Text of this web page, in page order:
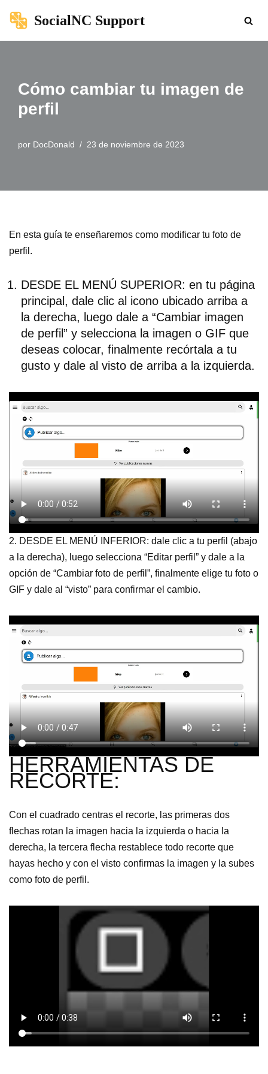
SocialNC Support
Cómo cambiar tu imagen de
perfil
por DocDonald 23 de noviembre de 2023
En esta guía te enseñaremos como modificar tu foto de
perfil.
DESDE EL MENÚ SUPERIOR: en tu página
principal, dale clic al icono ubicado arriba a
la derecha, luego dale a “Cambiar imagen
de perfil” y selecciona la imagen o GIF que
deseas colocar, finalmente recórtala a tu
gusto y dale al visto de arriba a la izquierda.
2. DESDE EL MENÚ INFERIOR: dale clic a tu perfil (abajo
a la derecha), luego selecciona “Editar perfil” y dale a la
opción de “Cambiar foto de perfil”, finalmente elige tu foto o
GIF y dale al “visto” para confirmar el cambio.
HERRAMIENTAS DE
RECORTE:
Con el cuadrado centras el recorte, las primeras dos
flechas rotan la imagen hacia la izquierda o hacia la
derecha, la tercera flecha restablece todo recorte que
hayas hecho y con el visto confirmas la imagen y la subes
como foto de perfil.